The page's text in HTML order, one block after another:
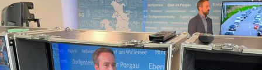
Anrainergemeinden und vielen weiteren die Pinzgaubahn.
Offiziell eröffnet wurde dabei der wieder aufgebaute
Streckenabschnitt von Niedernsill nach Mittersill. In
Betrieb ist die Bahn dort bereits seit 17. Juni.